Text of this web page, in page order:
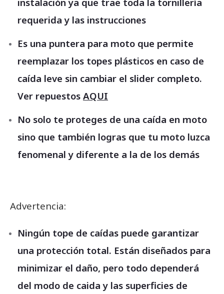
requerida y las instrucciones
Es una puntera para moto que permite
reemplazar los topes plásticos en caso de
caída leve sin cambiar el slider completo.
Ver repuestos AQUI
No solo te proteges de una caída en moto
sino que también logras que tu moto luzca
fenomenal y diferente a la de los demás
Advertencia:
Ningún tope de caídas puede garantizar
una protección total. Están diseñados para
minimizar el daño, pero todo dependerá
del modo de caida y las superficies de